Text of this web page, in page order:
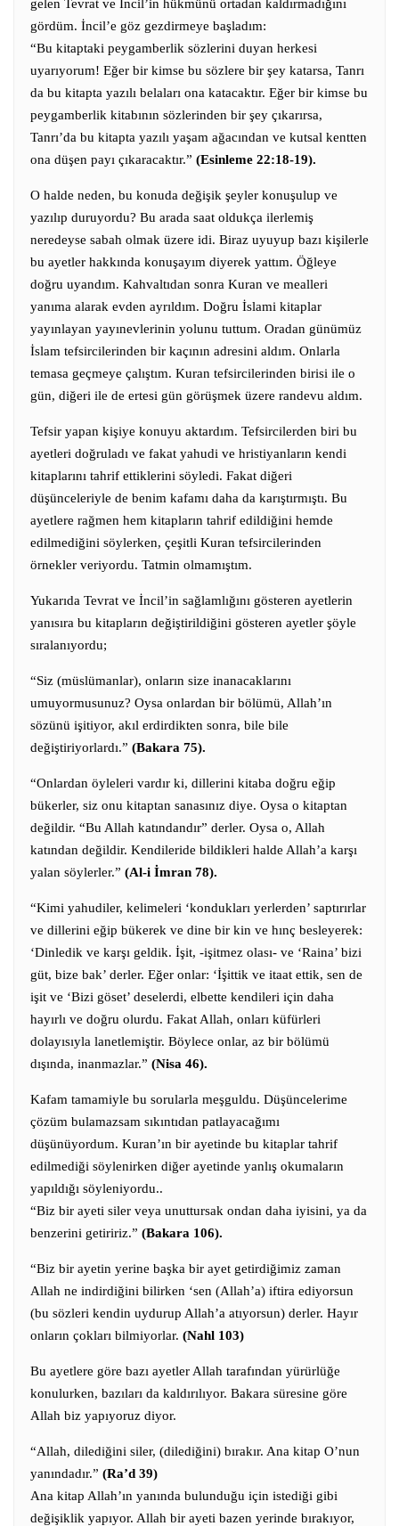
gelen Tevrat ve İncil’in hükmünü ortadan kaldırmadığını
gördüm. İncil’e göz gezdirmeye başladım:
“Bu kitaptaki peygamberlik sözlerini duyan herkesi
uyarıyorum! Eğer bir kimse bu sözlere bir şey katarsa, Tanrı
da bu kitapta yazılı belaları ona katacaktır. Eğer bir kimse bu
peygamberlik kitabının sözlerinden bir şey çıkarırsa,
Tanrı’da bu kitapta yazılı yaşam ağacından ve kutsal kentten
ona düşen payı çıkaracaktır.” (Esinleme 22:18-19).
O halde neden, bu konuda değişik şeyler konuşulup ve
yazılıp duruyordu? Bu arada saat oldukça ilerlemiş
neredeyse sabah olmak üzere idi. Biraz uyuyup bazı kişilerle
bu ayetler hakkında konuşayım diyerek yattım. Öğleye
doğru uyandım. Kahvaltıdan sonra Kuran ve mealleri
yanıma alarak evden ayrıldım. Doğru İslami kitaplar
yayınlayan yayınevlerinin yolunu tuttum. Oradan günümüz
İslam tefsircilerinden bir kaçının adresini aldım. Onlarla
temasa geçmeye çalıştım. Kuran tefsircilerinden birisi ile o
gün, diğeri ile de ertesi gün görüşmek üzere randevu aldım.
Tefsir yapan kişiye konuyu aktardım. Tefsircilerden biri bu
ayetleri doğruladı ve fakat yahudi ve hristiyanların kendi
kitaplarını tahrif ettiklerini söyledi. Fakat diğeri
düşünceleriyle de benim kafamı daha da karıştırmıştı. Bu
ayetlere rağmen hem kitapların tahrif edildiğini hemde
edilmediğini söylerken, çeşitli Kuran tefsircilerinden
örnekler veriyordu. Tatmin olmamıştım.
Yukarıda Tevrat ve İncil’in sağlamlığını gösteren ayetlerin
yanısıra bu kitapların değiştirildiğini gösteren ayetler şöyle
sıralanıyordu;
“Siz (müslümanlar), onların size inanacaklarını
umuyormusunuz? Oysa onlardan bir bölümü, Allah’ın
sözünü işitiyor, akıl erdirdikten sonra, bile bile
değiştiriyorlardı.” (Bakara 75).
“Onlardan öyleleri vardır ki, dillerini kitaba doğru eğip
bükerler, siz onu kitaptan sanasınız diye. Oysa o kitaptan
değildir. “Bu Allah katındandır” derler. Oysa o, Allah
katından değildir. Kendileride bildikleri halde Allah’a karşı
yalan söylerler.” (Al-i İmran 78).
“Kimi yahudiler, kelimeleri ‘kondukları yerlerden’ saptırırlar
ve dillerini eğip bükerek ve dine bir kin ve hınç besleyerek:
‘Dinledik ve karşı geldik. İşit, -işitmez olası- ve ‘Raina’ bizi
güt, bize bak’ derler. Eğer onlar: ‘İşittik ve itaat ettik, sen de
işit ve ‘Bizi göset’ deselerdi, elbette kendileri için daha
hayırlı ve doğru olurdu. Fakat Allah, onları küfürleri
dolayısıyla lanetlemiştir. Böylece onlar, az bir bölümü
dışında, inanmazlar.” (Nisa 46).
Kafam tamamiyle bu sorularla meşguldu. Düşüncelerime
çözüm bulamazsam sıkıntıdan patlayacağımı
düşünüyordum. Kuran’ın bir ayetinde bu kitaplar tahrif
edilmediği söylenirken diğer ayetinde yanlış okumaların
yapıldığı söyleniyordu..
“Biz bir ayeti siler veya unuttursak ondan daha iyisini, ya da
benzerini getiririz.” (Bakara 106).
“Biz bir ayetin yerine başka bir ayet getirdiğimiz zaman
Allah ne indirdiğini bilirken ‘sen (Allah’a) iftira ediyorsun
(bu sözleri kendin uydurup Allah’a atıyorsun) derler. Hayır
onların çokları bilmiyorlar. (Nahl 103)
Bu ayetlere göre bazı ayetler Allah tarafından yürürlüğe
konulurken, bazıları da kaldırılıyor. Bakara süresine göre
Allah biz yapıyoruz diyor.
“Allah, dilediğini siler, (dilediğini) bırakır. Ana kitap O’nun
yanındadır.” (Ra’d 39)
Ana kitap Allah’ın yanında bulunduğu için istediği gibi
değişiklik yapıyor. Allah bir ayeti bazen yerinde bırakıyor,